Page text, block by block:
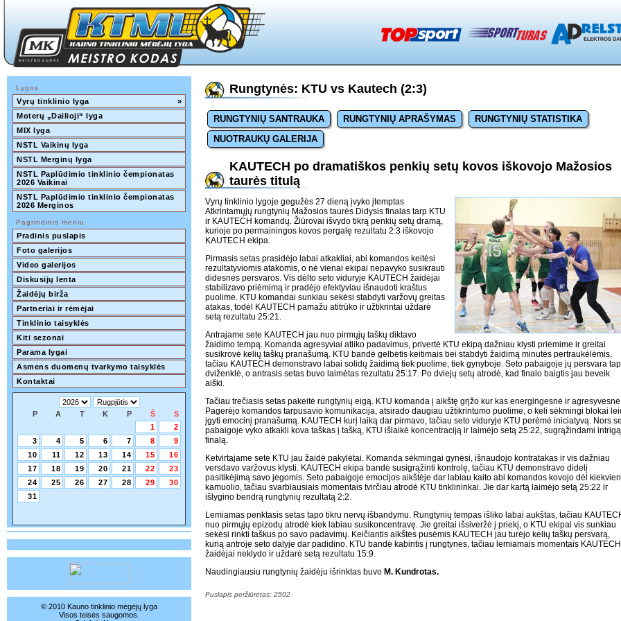
Lygos
Vyrų tinklinio lyga
»
Moterų „Dailioji“ lyga
MIX lyga
NSTL Vaikinų lyga
NSTL Merginų lyga
NSTL Paplūdimio tinklinio čempionatas
2026 Vaikinai
NSTL Paplūdimio tinklinio čempionatas
2026 Merginos
Pagrindinis meniu
Pradinis puslapis
Foto galerijos
Video galerijos
Diskusijų lenta
Žaidėjų birža
Partneriai ir rėmėjai
Tinklinio taisyklės
Kiti sezonai
Parama lygai
Asmens duomenų tvarkymo taisyklės
Kontaktai
P A T K P Š
S
1
2
3
4 5 6 7 8
9
10
11 12 13 14 15
16
17
18 19 20 21 22
23
24
25 26 27 28 29
30
31
© 2010 Kauno tinklinio mėgėjų lyga
Visos teisės saugomos.
Rungtynės: KTU vs Kautech (2:3)
RUNGTYNIŲ SANTRAUKA RUNGTYNIŲ APRAŠYMAS
RUNGTYNIŲ STATISTIKA
NUOTRAUKŲ GALERIJA
KAUTECH po dramatiškos penkių setų kovos iškovojo Mažosios
taurės titulą
Vyrų tinklinio lygoje gegužės 27 dieną įvyko įtemptas
Atkrintamųjų rungtynių Mažosios taurės Didysis finalas tarp KTU
ir KAUTECH komandų. Žiūrovai išvydo tikrą penkių setų dramą,
kurioje po permainingos kovos pergalę rezultatu 2:3 iškovojo
KAUTECH ekipa.
Pirmasis setas prasidėjo labai atkakliai, abi komandos keitėsi
rezultatyviomis atakomis, o nė vienai ekipai nepavyko susikrauti
didesnės persvaros. Vis dėlto seto viduryje KAUTECH žaidėjai
stabilizavo priėmimą ir pradėjo efektyviau išnaudoti kraštus
puolime. KTU komandai sunkiau sekėsi stabdyti varžovų greitas
atakas, todėl KAUTECH pamažu atitrūko ir užtikrintai uždarė
setą rezultatu 25:21.
Antrajame sete KAUTECH jau nuo pirmųjų taškų diktavo
žaidimo tempą. Komanda agresyviai atliko padavimus, privertė KTU ekipą dažniau klysti priėmime ir greitai
susikrovė kelių taškų pranašumą. KTU bandė gelbėtis keitimais bei stabdyti žaidimą minutės pertraukėlėmis,
tačiau KAUTECH demonstravo labai solidų žaidimą tiek puolime, tiek gynyboje. Seto pabaigoje jų persvara
dviženklė, o antrasis setas buvo laimėtas rezultatu 25:17. Po dviejų setų atrodė, kad finalo baigtis jau beveik
aiški.
Tačiau trečiasis setas pakeitė rungtynių eigą. KTU komanda į aikštę grįžo kur kas energingesnė ir
Pagerėjo komandos tarpusavio komunikacija, atsirado daugiau užtikrintumo puolime, o keli sėkmingi blokai
įgyti emocinį pranašumą. KAUTECH kurį laiką dar pirmavo, tačiau seto viduryje KTU perėmė iniciatyvą. Nors
pabaigoje vyko atkakli kova taškas į tašką, KTU išlaikė koncentraciją ir laimėjo setą 25:22, sugrąžindami
finalą.
Ketvirtajame sete KTU jau žaidė pakylėtai. Komanda sėkmingai gynėsi, išnaudojo kontratakas ir vis dažniau
versdavo varžovus klysti. KAUTECH ekipa bandė susigrąžinti kontrolę, tačiau KTU demonstravo didelį
pasitikėjimą savo jėgomis. Seto pabaigoje emocijos aikštėje dar labiau kaito abi komandos kovojo dėl
kamuolio, tačiau svarbiausiais momentais tvirčiau atrodė KTU tinklininkai. Jie dar kartą laimėjo setą 25:22 ir
išlygino bendrą rungtynių rezultatą 2:2.
Lemiamas penktasis setas tapo tikru nervų išbandymu. Rungtynių tempas išliko labai aukštas, tačiau
nuo pirmųjų epizodų atrodė kiek labiau susikoncentravę. Jie greitai išsiveržė į priekį, o KTU ekipai vis sunkiau
sekėsi rinkti taškus po savo padavimų. Keičiantis aikštės pusėmis KAUTECH jau turėjo kelių taškų persvarą,
kurią antroje seto dalyje dar padidino. KTU bandė kabintis į rungtynes, tačiau lemiamais momentais KAUTECH
žaidėjai neklydo ir uždarė setą rezultatu 15:9.
Naudingiausiu rungtynių žaidėju išrinktas buvo M. Kundrotas.
Puslapis peržiūrėtas: 2502